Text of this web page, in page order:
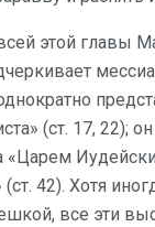
этой главы
(ст. 17, 22);
42). Хотя
все эти